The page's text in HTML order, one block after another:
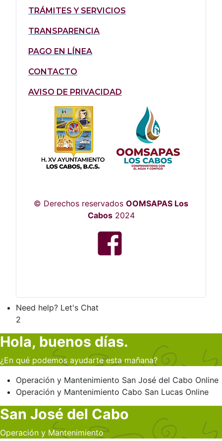
TRÁMITES Y SERVICIOS
TRANSPARENCIA
PAGO EN LÍNEA
CONTACTO
AVISO DE PRIVACIDAD
© Derechos reservados OOMSAPAS Los
Cabos2024
Need help? Let's Chat
2
Hola, buenos días.
¿En qué podemos ayudarte esta mañana?
Operación y Mantenimiento San José del Cabo Online
Operación y Mantenimiento Cabo San Lucas Online
San José del Cabo
Operación y Mantenimiento